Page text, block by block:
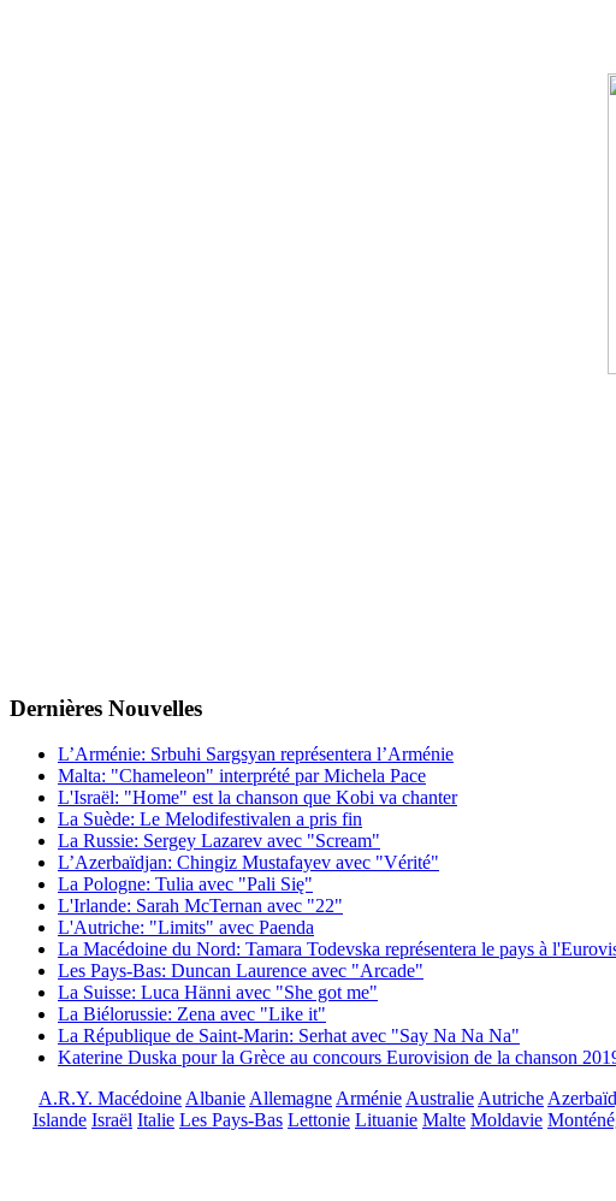
Dernières Νouvelles
L’Arménie: Srbuhi Sargsyan représentera l’Arménie
Malta: "Chameleon" interprété par Michela Pace
L'Israël: "Home" est la chanson que Kobi va chanter
La Suède: Le Melodifestivalen a pris fin
La Russie: Sergey Lazarev avec "Scream"
L’Azerbaïdjan: Chingiz Mustafayev avec "Vérité"
La Pologne: Tulia avec "Pali Się"
L'Irlande: Sarah McTernan avec "22"
L'Autriche: "Limits" avec Paenda
La Macédoine du Nord: Tamara Todevska représentera le pays à
Les Pays-Bas: Duncan Laurence avec "Arcade"
La Suisse: Luca Hänni avec "She got me"
La Biélorussie: Zena avec "Like it"
La République de Saint-Marin: Serhat avec "Say Na Na Na"
Katerine Duska pour la Grèce au concours Eurovision de la chanson
A.R.Y. MacédoineAlbanieAllemagneArménieAustralieAutriche
Islande Israël Italie Les Pays-Bas Lettonie Lituanie Malte Moldavie